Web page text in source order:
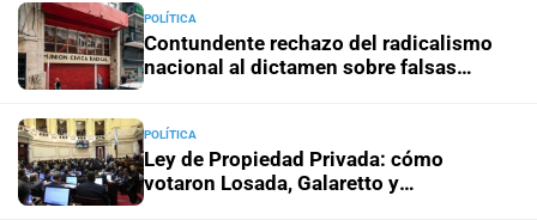
+ Información General
POLÍTICA
Contundente rechazo del radicalismo
nacional al dictamen sobre falsas
POLÍTICA
Ley de Propiedad Privada: cómo
votaron Losada, Galaretto y